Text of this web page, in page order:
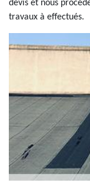
devis et nous
travaux à effectués.